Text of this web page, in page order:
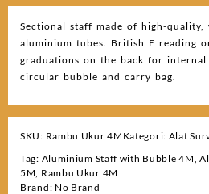
Sectional staff made of high-quality,
aluminium tubes. British E reading
graduations on the back for
circular bubble and carry bag.
SKU: Rambu Ukur 4M Kategori: Alat
Tag: Aluminium Staff with Bubble 4M,
5M, Rambu Ukur 4M
Brand: No Brand